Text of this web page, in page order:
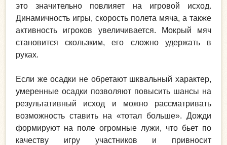
это значительно повлияет на игровой исход.
Динамичность игры, скорость полета мяча, а также
активность игроков увеличивается. Мокрый мяч
становится скользким, его сложно удержать в
руках.
Если же осадки не обретают шквальный характер,
умеренные осадки позволяют повысить шансы на
результативный исход и можно рассматривать
возможность ставить на «тотал больше». Дожди
формируют на поле огромные лужи, что бьет по
качеству игру участников и привносит